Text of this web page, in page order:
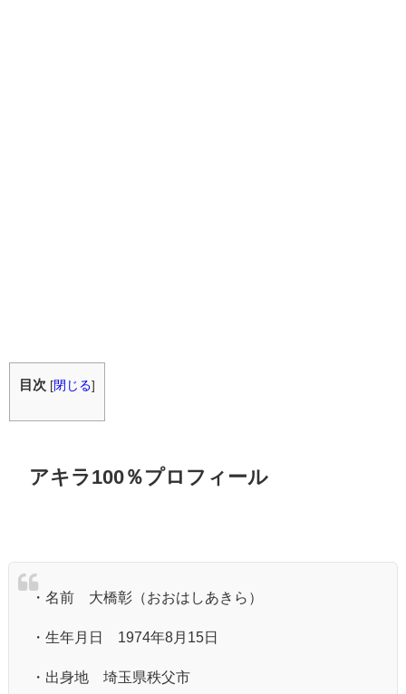
目次 [閉じる]
アキラ100％プロフィール
・名前 大橋彰（おおはしあきら）
・生年月日 1974年8月15日
・出身地 埼玉県秩父市